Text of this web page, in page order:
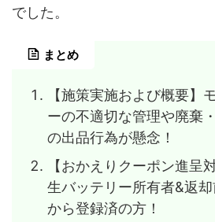
でした。
まとめ
【施策実施および概要】
ーの不適切な管理や廃棄
の出品行為が懸念！
【おかえりクーポン進呈
生バッテリー所有者&返
から登録済の方！